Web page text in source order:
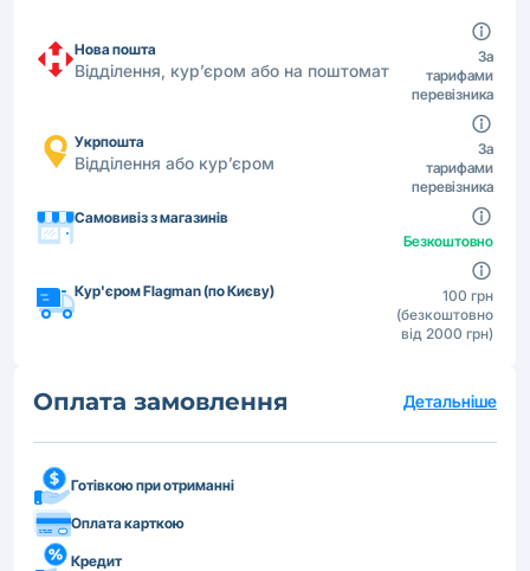
Нова пошта
Відділення, кур’єром або на поштомат
За
тарифами
перевізника
Укрпошта
Відділення або кур’єром
За
тарифами
перевізника
Самовивіз з магазинів
Безкоштовно
Кур'єром Flagman (по Києву)
100 грн
(безкоштовно
від 2000 грн)
Оплата замовлення Детальніше
Готівкою при отриманні
Оплата карткою
Кредит